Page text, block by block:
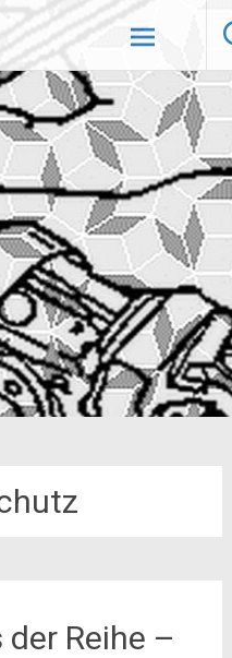
Reihe –